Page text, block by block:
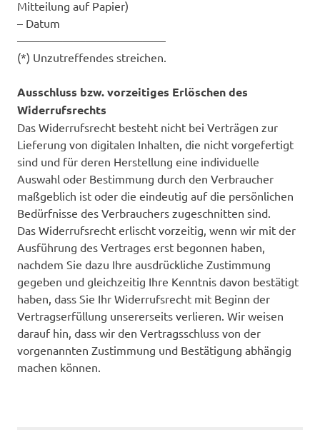
Mitteilung auf Papier)
– Datum
—————————————
(*) Unzutreffendes streichen.
Ausschluss bzw. vorzeitiges Erlöschen des
Widerrufsrechts
Das Widerrufsrecht besteht nicht bei Verträgen zur
Lieferung von digitalen Inhalten, die nicht vorgefertigt
sind und für deren Herstellung eine individuelle
Auswahl oder Bestimmung durch den Verbraucher
maßgeblich ist oder die eindeutig auf die persönlichen
Bedürfnisse des Verbrauchers zugeschnitten sind.
Das Widerrufsrecht erlischt vorzeitig, wenn wir mit der
Ausführung des Vertrages erst begonnen haben,
nachdem Sie dazu Ihre ausdrückliche Zustimmung
gegeben und gleichzeitig Ihre Kenntnis davon bestätigt
haben, dass Sie Ihr Widerrufsrecht mit Beginn der
Vertragserfüllung unsererseits verlieren. Wir weisen
darauf hin, dass wir den Vertragsschluss von der
vorgenannten Zustimmung und Bestätigung abhängig
machen können.